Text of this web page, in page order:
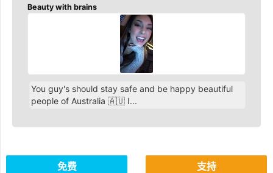
Beauty with brains
You guy's should stay safe and be happy beautiful
people of Australia 🇦🇺 I...
免费 支持